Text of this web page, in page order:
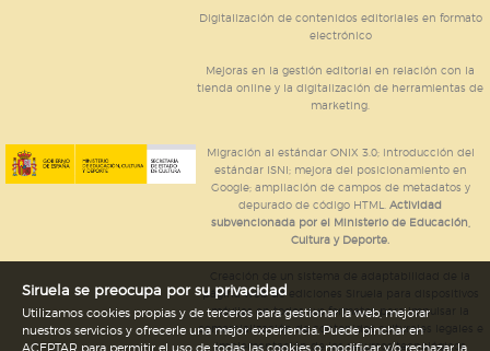
Digitalización de contenidos editoriales en formato
electrónico
Mejoras en la gestión editorial en relación con la
tienda online y la digitalización de herramientas de
marketing.
Migración al estándar ONIX 3.0; introducción del
estándar ISNI; mejora del posicionamiento en
Google; ampliación de campos de metadatos y
depurado de código HTML.Actividad
subvencionada por el Ministerio de Educación,
Cultura y Deporte.
página web de ediciones Siruela para dispositivos
móviles en todos sus formatos para impulsar la
comercialización de contenidos culturales legales e
implementación de los recursos tecnológicos
Siruela se preocupa por su privacidad
Utilizamos cookies propias y de terceros para gestionar la web, mejorar
nuestros servicios y ofrecerle una mejor experiencia. Puede pinchar en
ACEPTAR para permitir el uso de todas las cookies o modificar y/o rechazar la